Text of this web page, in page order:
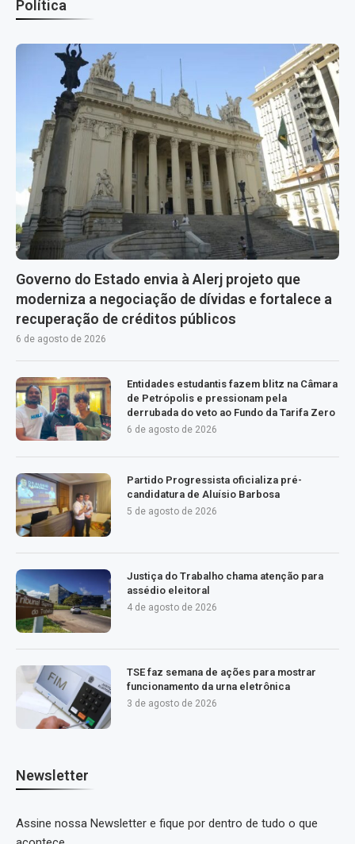
Política
Governo do Estado envia à Alerj projeto que
moderniza a negociação de dívidas e fortalece a
recuperação de créditos públicos
6 de agosto de 2026
Entidades estudantis fazem blitz na Câmara
de Petrópolis e pressionam pela
derrubada do veto ao Fundo da Tarifa Zero
6 de agosto de 2026
Partido Progressista oficializa pré-
candidatura de Aluísio Barbosa
5 de agosto de 2026
Justiça do Trabalho chama atenção para
assédio eleitoral
4 de agosto de 2026
TSE faz semana de ações para mostrar
funcionamento da urna eletrônica
3 de agosto de 2026
Newsletter
Assine nossa Newsletter e fique por dentro de tudo o que